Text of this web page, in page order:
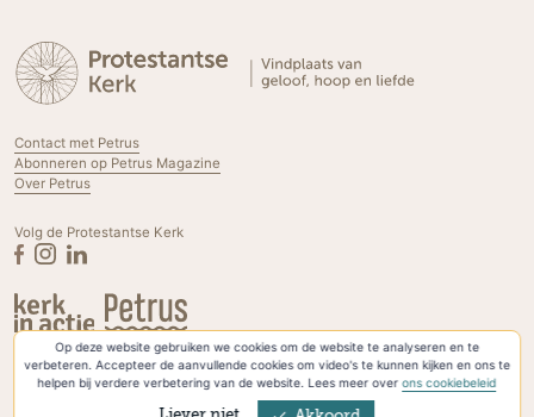
Op deze website gebruiken we cookies om de website te analyseren en te
verbeteren. Accepteer de aanvullende cookies om video's te kunnen kijken en ons te
helpen bij verdere verbetering van de website. Lees meer overons cookiebeleid
Contact met Petrus
Abonneren op Petrus Magazine
Over Petrus
Volg de Protestantse Kerk
Privacyverklaring & Cookies